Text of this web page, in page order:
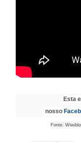
Esta
nosso
Fonte: